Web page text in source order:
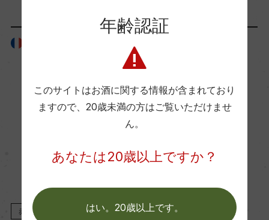
Wine Spectator 得点
醗酵：ー
熟成：ー
赤 赤 2017
年齢認証
このサイトはお酒に関する情報が含まれており
ますので、 20歳未満の方はご覧いただけませ
ん。
あなたは20歳以上ですか？
はい。20歳以上です。